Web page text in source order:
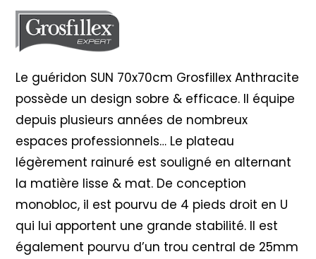
Anthracite
Le guéridon SUN 70x70cm Grosfillex Anthracite
possède un design sobre & efficace. Il équipe
depuis plusieurs années de nombreux
espaces professionnels… Le plateau
légèrement rainuré est souligné en alternant
la matière lisse & mat. De conception
monobloc, il est pourvu de 4 pieds droit en U
qui lui apportent une grande stabilité. Il est
également pourvu d’un trou central de 25mm